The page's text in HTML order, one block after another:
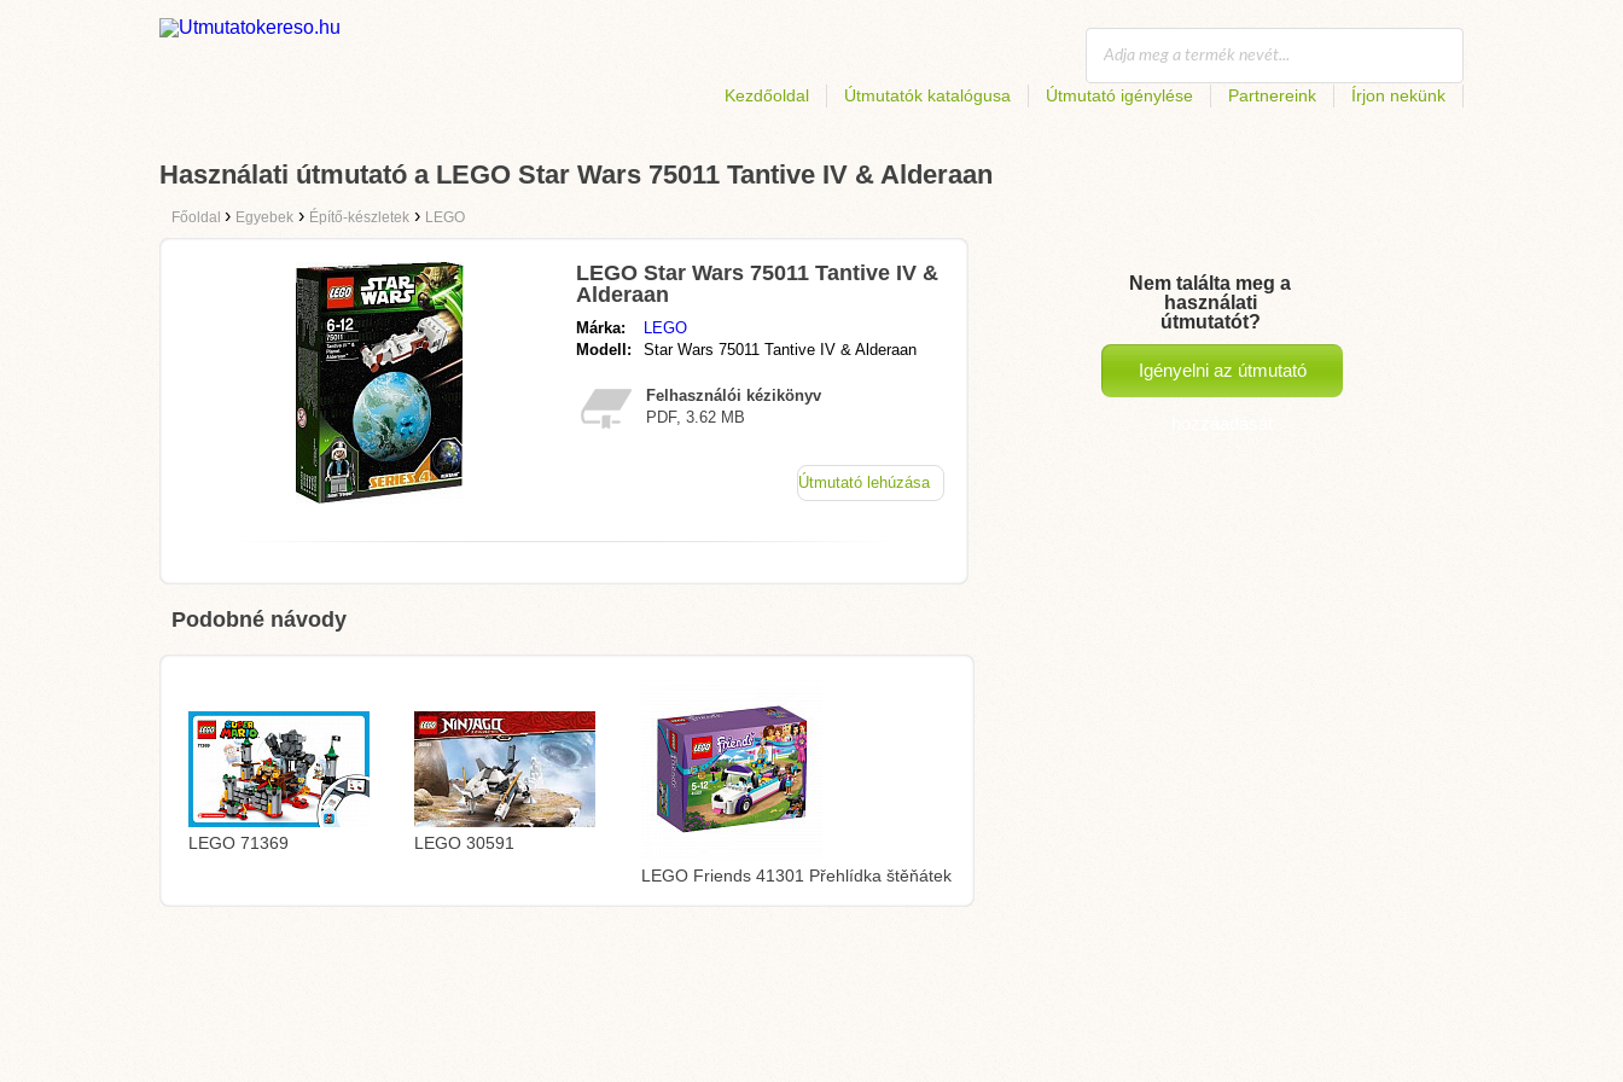
Kezdőoldal Útmutatók katalógusa Útmutató igénylése Partnereink Írjon nekünk
Használati útmutató a LEGO Star Wars 75011 Tantive IV & Alderaan
Főoldal › Egyebek › Építő-készletek › LEGO
LEGO Star Wars 75011 Tantive IV &
Alderaan
Márka:
LEGO
Modell:
Star Wars 75011 Tantive IV & Alderaan
Felhasználói kézikönyv
PDF, 3.62 MB
Útmutató lehúzása
Podobné návody
LEGO 71369
LEGO 30591
LEGO Friends 41301 Přehlídka štěňátek
Nem találta meg a
használati
útmutatót?
Igényelni az útmutató